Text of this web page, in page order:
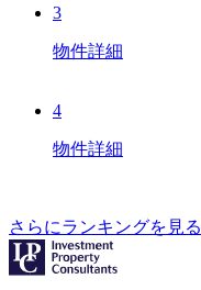
3
物件詳細
4
物件詳細
さらにランキングを見る